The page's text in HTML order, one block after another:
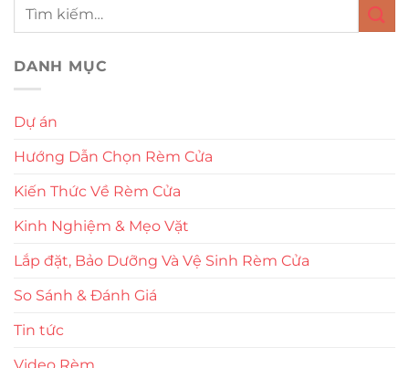
DANH MỤC
Dự án
Hướng Dẫn Chọn Rèm Cửa
Kiến Thức Về Rèm Cửa
Kinh Nghiệm & Mẹo Vặt
Lắp đặt, Bảo Dưỡng Và Vệ Sinh Rèm Cửa
So Sánh & Đánh Giá
Tin tức
Video Rèm